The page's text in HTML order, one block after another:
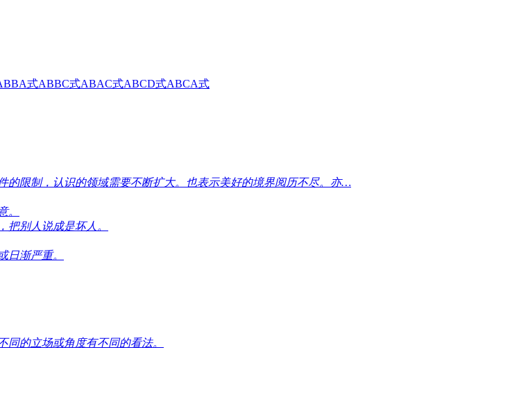
式ABBC式ABAC式ABCD式ABCA式
限制，认识的领域需要不断扩大。也表示美好的境界阅历不尽。亦…
。
别人说成是坏人。
日渐严重。
的立场或角度有不同的看法。